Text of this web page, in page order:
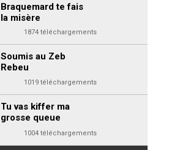
Braquemard te fais
la misère
1874 téléchargements
Soumis au Zeb
Rebeu
1019 téléchargements
Tu vas kiffer ma
grosse queue
1004 téléchargements